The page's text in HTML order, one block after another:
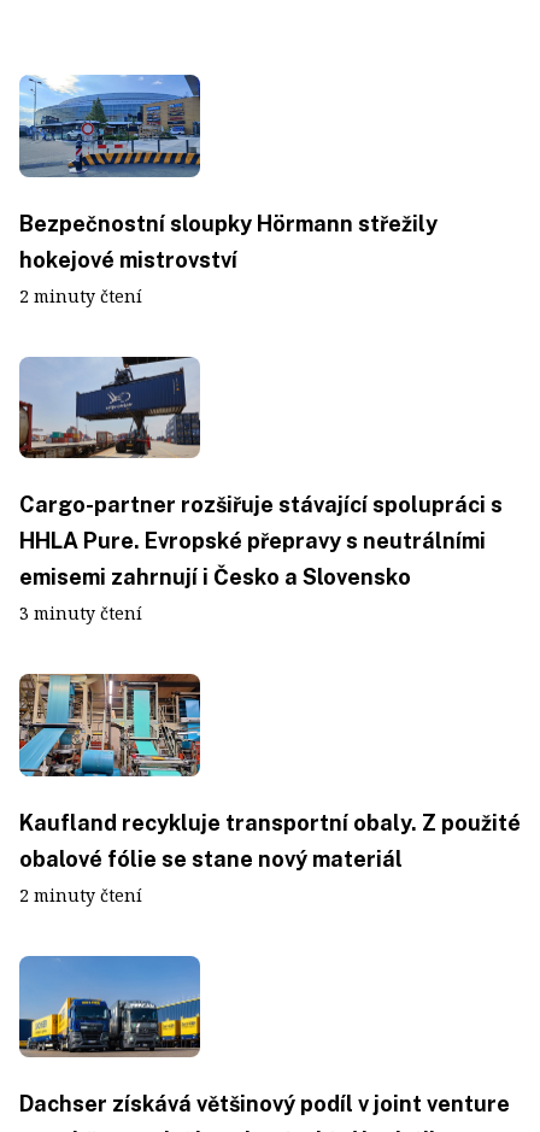
Bezpečnostní sloupky Hörmann střežily
hokejové mistrovství
2 minuty čtení
Cargo-partner rozšiřuje stávající spolupráci s
HHLA Pure. Evropské přepravy s neutrálními
emisemi zahrnují i Česko a Slovensko
3 minuty čtení
Kaufland recykluje transportní obaly. Z použité
obalové fólie se stane nový materiál
2 minuty čtení
Dachser získává většinový podíl v joint venture